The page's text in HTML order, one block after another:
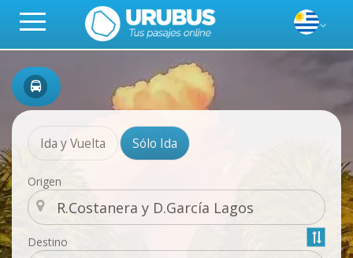
Ida y Vuelta Sólo Ida
Origen
Destino